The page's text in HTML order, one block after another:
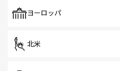
で、ホーカーズは地元の
ヨーロッパ
北米